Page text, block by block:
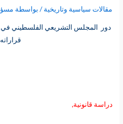
مقالات سياسية وتاريخية/ بواسطة
دور المجلس التشريعي الفلسطيني في
قراراته
دراسة قانونية,